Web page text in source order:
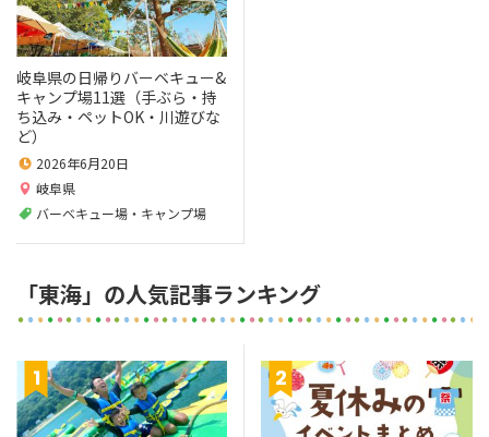
岐阜県の日帰りバーベキュー&
キャンプ場11選（手ぶら・持
ち込み・ペットOK・川遊びな
ど）
2026年6月20日
岐阜県
バーベキュー場・キャンプ場
「東海」の人気記事ランキング